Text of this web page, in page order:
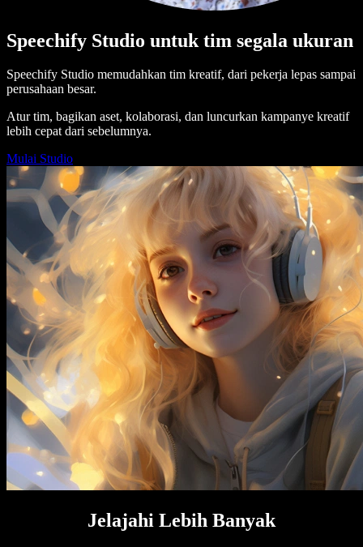
Speechify Studio untuk tim segala ukuran
Speechify Studio memudahkan tim kreatif, dari pekerja lepas sampai
perusahaan besar.
Atur tim, bagikan aset, kolaborasi, dan luncurkan kampanye kreatif
lebih cepat dari sebelumnya.
Mulai Studio
Jelajahi Lebih Banyak